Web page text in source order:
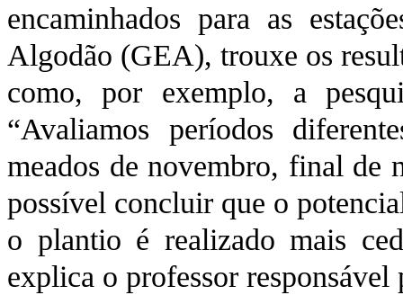
encaminhados para as
Algodão (GEA), trouxe os
como, por exemplo, a
“Avaliamos períodos
meados de novembro, final de
possível concluir que o
o plantio é realizado mais
explica o professor